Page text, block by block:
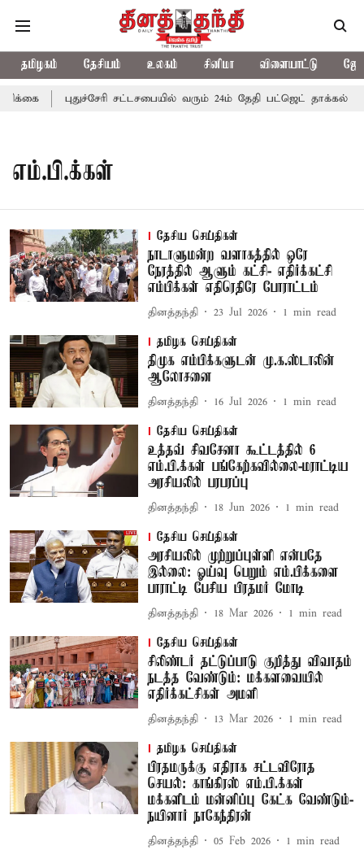
தமிழகம் தேசியம் உலகம் சினிமா விளையாட்டு
புதுச்சேரி சட்டசபையில் வரும் 24ம் தேதி பட்ஜெட் தாக்கல்
எம்.பி.க்கள்
தேசிய செய்திகள்
நாடாளுமன்ற வளாகத்தில் ஒரே
நேரத்தில் ஆளும் கட்சி- எதிர்க்கட்சி
எம்பிக்கள் எதிரெதிரே போராட்டம்
தினத்தந்தி 23 Jul 2026 1 min read
தமிழக செய்திகள்
திமுக எம்பிக்களுடன் மு.க.ஸ்டாலின்
ஆலோசனை
தினத்தந்தி 16 Jul 2026 1 min read
தேசிய செய்திகள்
உத்தவ் சிவசேனா கூட்டத்தில் 6
எம்.பி.க்கள் பங்கேற்கவில்லை-மராட்டிய
அரசியலில் பரபரப்பு
தினத்தந்தி 18 Jun 2026 1 min read
தேசிய செய்திகள்
அரசியலில் முற்றுப்புள்ளி என்பதே
இல்லை: ஓய்வு பெறும் எம்.பிக்களை
பாராட்டி பேசிய பிரதமர் மோடி
தினத்தந்தி 18 Mar 2026 1 min read
தேசிய செய்திகள்
சிலிண்டர் தட்டுப்பாடு குறித்து விவாதம்
நடத்த வேண்டும்: மக்களவையில்
எதிர்க்கட்சிகள் அமளி
தினத்தந்தி 13 Mar 2026 1 min read
தமிழக செய்திகள்
பிரதமருக்கு எதிராக சட்டவிரோத
செயல்: காங்கிரஸ் எம்.பி.க்கள்
மக்களிடம் மன்னிப்பு கேட்க வேண்டும்-
நயினார் நாகேந்திரன்
தினத்தந்தி 05 Feb 2026 1 min read